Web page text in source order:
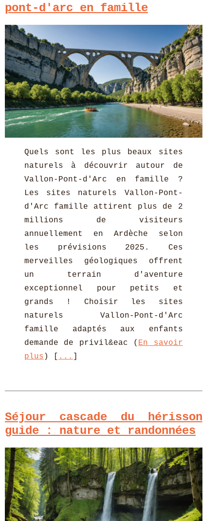
pont-d'arc en famille
Quels sont les plus beaux sites
naturels à découvrir autour de
Vallon-Pont-d'Arc en famille ?
Les sites naturels Vallon-Pont-
d'Arc famille attirent plus de 2
millions de visiteurs
annuellement en Ardèche selon
les prévisions 2025. Ces
merveilles géologiques offrent
un terrain d'aventure
exceptionnel pour petits et
grands ! Choisir les sites
naturels Vallon-Pont-d'Arc
famille adaptés aux enfants
demande de privil&eac ( En savoir
plus ) [ ...
Séjour cascade du hérisson
guide : nature et randonnées